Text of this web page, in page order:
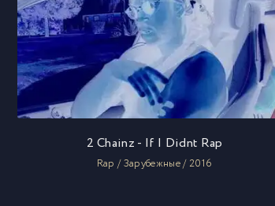
2 Chainz - If I Didnt Rap
Rap / Зарубежные / 2016